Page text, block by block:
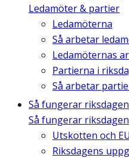
Ledamöter & partier
Ledamöterna
Så arbetar
Ledamöternas
Partierna i
Så arbetar
Så fungerar riksdagen
Så fungerar riksdagen
Utskotten och
Riksdagens